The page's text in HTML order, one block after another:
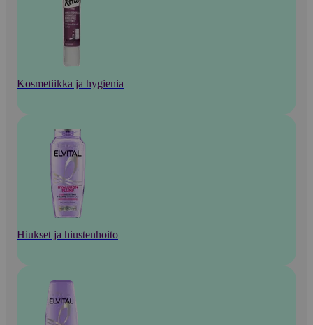
Kosmetiikka ja hygienia
Hiukset ja hiustenhoito